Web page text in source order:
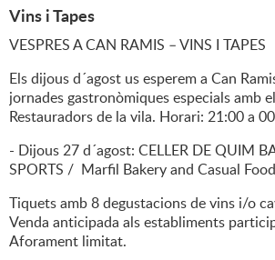
Vins i Tapes
VESPRES A CAN RAMIS – VINS I TAPES
Els dijous d´agost us esperem a Can
jornades gastronòmiques especials amb
Restauradors de la vila. Horari: 21:00 a
- Dijous 27 d´agost: CELLER DE QUIM
SPORTS / Marfil Bakery and Casual Food
Tiquets amb 8 degustacions de vins i/o
Venda anticipada als establiments
Aforament limitat.